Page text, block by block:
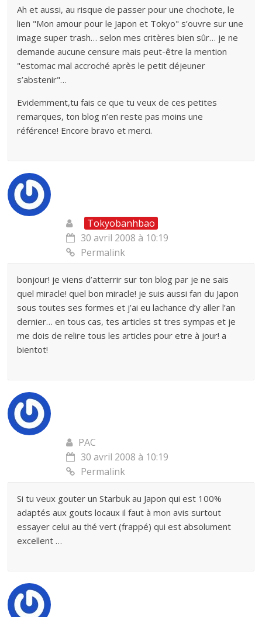
Ah et aussi, au risque de passer pour une chochote, le
lien "Mon amour pour le Japon et Tokyo" s’ouvre sur une
image super trash… selon mes critères bien sûr… je ne
demande aucune censure mais peut-être la mention
"estomac mal accroché après le petit déjeuner
s’abstenir"…
Evidemment,tu fais ce que tu veux de ces petites
remarques, ton blog n’en reste pas moins une
référence! Encore bravo et merci.
Tokyobanhbao
30 avril 2008 à 10:19
Permalink
bonjour! je viens d’atterrir sur ton blog par je ne sais
quel miracle! quel bon miracle! je suis aussi fan du Japon
sous toutes ses formes et j’ai eu lachance d’y aller l’an
dernier… en tous cas, tes articles st tres sympas et je
me dois de relire tous les articles pour etre à jour! a
bientot!
PAC
30 avril 2008 à 10:19
Permalink
Si tu veux gouter un Starbuk au Japon qui est 100%
adaptés aux gouts locaux il faut à mon avis surtout
essayer celui au thé vert (frappé) qui est absolument
excellent …